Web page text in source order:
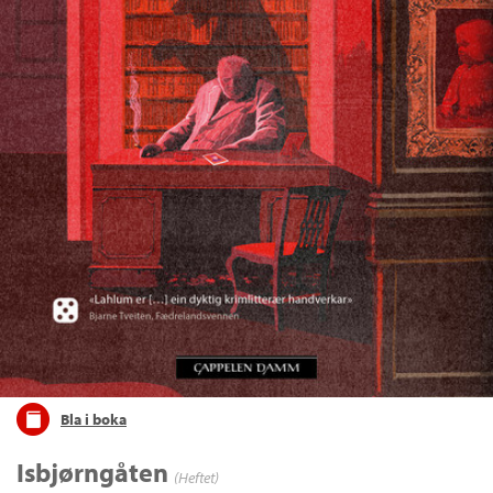
Bla i boka
Isbjørngåten (Heftet)